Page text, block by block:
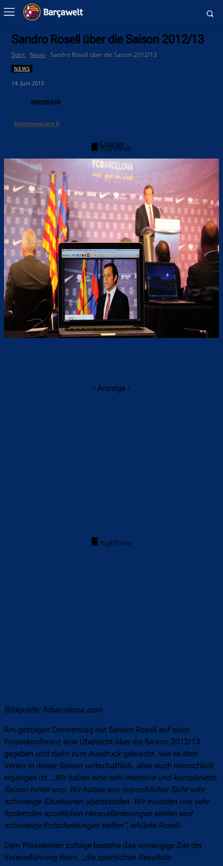
Sandro Rosell über die Saison 2012/13
Start News Sandro Rosell über die Saison 2012/13
NEWS
14. Juni 2013
spongebob
Kommentare0
- Anzeige -
- Anzeige -
Bildquelle: fcbarcelona.com
Am gestrigen Donnerstag hat Sandro Rosell auf einer
Pressekonferenz eine Übersicht über die Saison 2012/13
gegeben und darin zum Ausdruck gebracht, wie es dem
Verein in dieser Saison wirtschaftlich, aber auch menschlich
ergangen ist. „Wir haben eine sehr intensive und komplizierte
Saison hinter uns. Wir haben aus menschlicher Sicht sehr
schwierige Situationen überstanden. Wir mussten uns sehr
fordernden sportlichen Herausforderungen stellen und
schwierige Entscheidungen treffen“, erklärte Rosell.
Dem Präsidenten zufolge bestehe das vorrangige Ziel der
Vereinsführung darin, „die sportlichen Resultate